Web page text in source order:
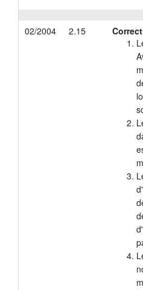
02/2004 2.15